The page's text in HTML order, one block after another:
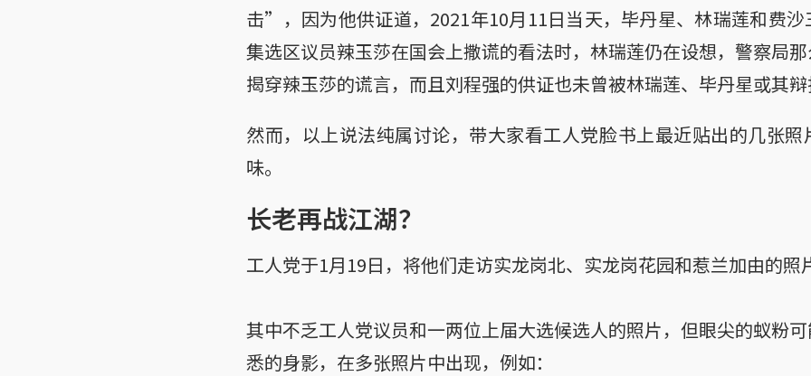
击”，因为他供证道，2021年10月11日当天，毕丹星、林瑞莲和费
集选区议员辣玉莎在国会上撒谎的看法时，林瑞莲仍在设想，警察局
揭穿辣玉莎的谎言，而且刘程强的供证也未曾被林瑞莲、毕丹星或其
然而，以上说法纯属讨论，带大家看工人党脸书上最近贴出的几张
味。
长老再战江湖？
工人党于1月19日，将他们走访实龙岗北、实龙岗花园和惹兰加由的照
其中不乏工人党议员和一两位上届大选候选人的照片，但眼尖的蚁粉
悉的身影，在多张照片中出现，例如：